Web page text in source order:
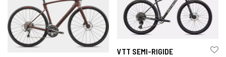
VTT SEMI-RIGIDE